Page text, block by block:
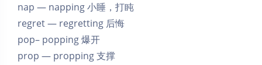
nap — napping 小睡，打盹
regret — regretting 后悔
pop– popping 爆开
prop — propping 支撑